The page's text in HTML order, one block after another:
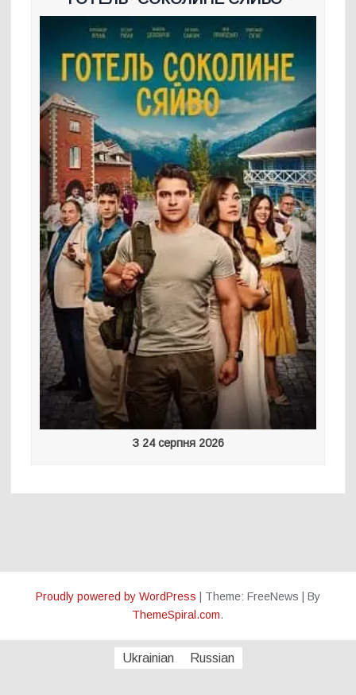
З 24 серпня 2026
Proudly powered by WordPress Theme: FreeNews
By
ThemeSpiral.com.
Ukrainian Russian